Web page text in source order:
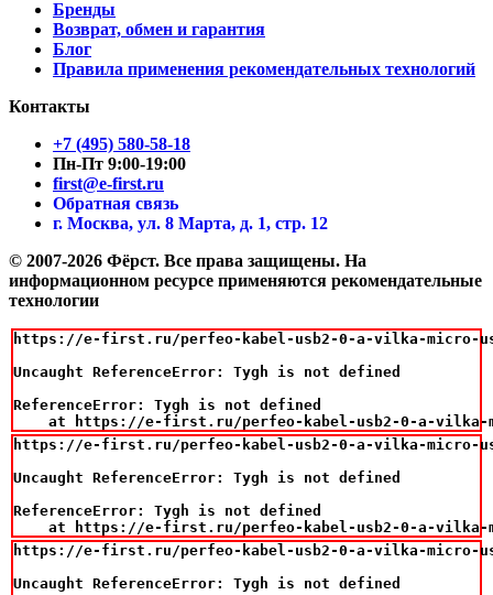
Бренды
Возврат, обмен и гарантия
Блог
Правила применения рекомендательных технологий
Контакты
+7 (495) 580-58-18
Пн-Пт 9:00-19:00
first@e-first.ru
Обратная связь
г. Москва, ул. 8 Марта, д. 1, стр. 12
© 2007-2026 Фёрст. Все права защищены. На
информационном ресурсе применяются рекомендательные
технологии
https://e-first.ru/perfeo-kabel-usb2-0-a-vilka-micro-
Uncaught ReferenceError: Tygh is not defined
ReferenceError: Tygh is not defined
at https://e-first.ru/perfeo-kabel-usb2-0-a-
https://e-first.ru/perfeo-kabel-usb2-0-a-vilka-micro-
Uncaught ReferenceError: Tygh is not defined
ReferenceError: Tygh is not defined
at https://e-first.ru/perfeo-kabel-usb2-0-a-
https://e-first.ru/perfeo-kabel-usb2-0-a-vilka-micro-
Uncaught ReferenceError: Tygh is not defined